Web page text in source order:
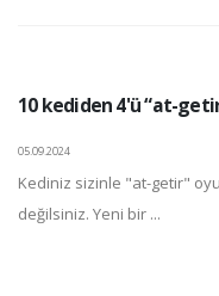
10 kediden 4'ü “at-
05.09.2024
Kediniz sizinle "at-getir"
değilsiniz. Yeni bir ...